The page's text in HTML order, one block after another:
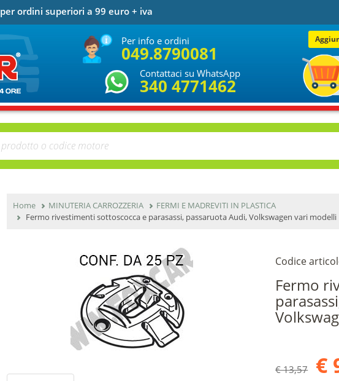
per ordini superiori a 99 euro + iva
Per info e ordini
049.8790081
Contattaci su WhatsApp
340 4771462
Home MINUTERIA CARROZZERIA
FERMI E MADREVITI IN PLASTICA
Fermo rivestimenti sottoscocca e parasassi, passaruota Audi, Volkswagen vari modelli
Codice
Fermo
€ 13,57 €